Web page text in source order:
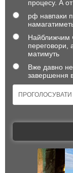
процесу. А
рф навпаки
Найближчим
переговори,
матимуть
Вже давно
завершення